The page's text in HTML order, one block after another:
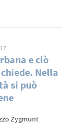
e ciò
Nella
si può
Zygmunt